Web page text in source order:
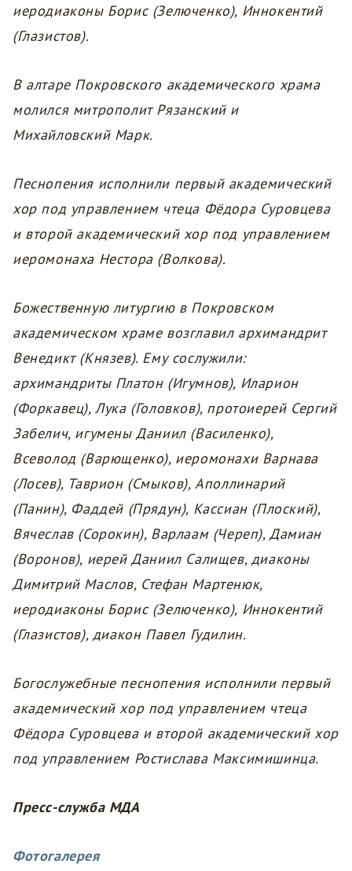
иеродиаконы Борис (Зелюченко), Иннокентий
(Глазистов).
В алтаре Покровского академического храма
молился митрополит Рязанский и
Михайловский Марк.
Песнопения исполнили первый академический
хор под управлением чтеца Фёдора Суровцева
и второй академический хор под управлением
иеромонаха Нестора (Волкова).
Божественную литургию в Покровском
академическом храме возглавил архимандрит
Венедикт (Князев). Ему сослужили:
архимандриты Платон (Игумнов), Иларион
(Форкавец), Лука (Головков), протоиерей Сергий
Забелич, игумены Даниил (Василенко),
Всеволод (Варющенко), иеромонахи Варнава
(Лосев), Таврион (Смыков), Аполлинарий
(Панин), Фаддей (Прядун), Кассиан (Плоский),
Вячеслав (Сорокин), Варлаам (Череп), Дамиан
(Воронов), иерей Даниил Салищев, диаконы
Димитрий Маслов, Стефан Мартенюк,
иеродиаконы Борис (Зелюченко), Иннокентий
(Глазистов), диакон Павел Гудилин.
Богослужебные песнопения исполнили первый
академический хор под управлением чтеца
Фёдора Суровцева и второй академический хор
под управлением Ростислава Максимишинца.
Пресс-служба МДА
Фотогалерея